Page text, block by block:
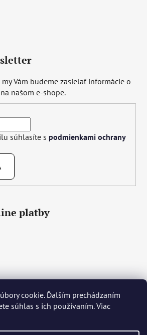
cookie. Ďalším prechádzaním
súhlas s ich používaním. Viac
Vám budeme zasielať informácie o
našom e-shope.
súhlasíte s podmienkami ochrany
platby
English Deutsch Magyar
Italiano Español Français
Ελληνικά Svenska Dansk